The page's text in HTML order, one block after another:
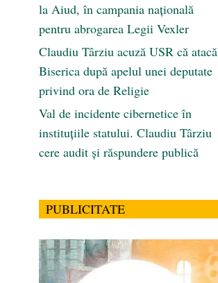
la Aiud, în campania națională
pentru abrogarea Legii Vexler
Claudiu Târziu acuză USR că atacă
Biserica după apelul unei deputate
privind ora de Religie
Val de incidente cibernetice în
instituțiile statului. Claudiu Târziu
cere audit și răspundere publică
PUBLICITATE